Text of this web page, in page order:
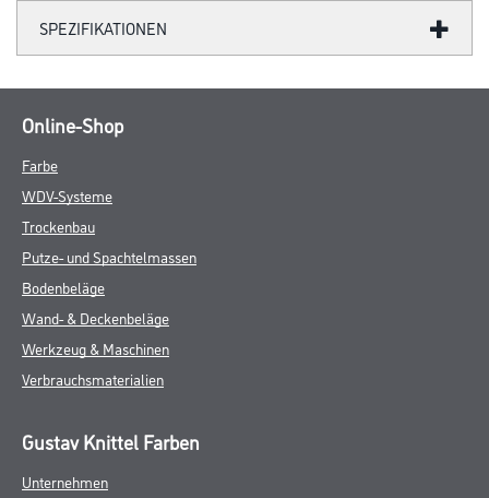
SPEZIFIKATIONEN
Online-Shop
Farbe
WDV-Systeme
Trockenbau
Putze- und Spachtelmassen
Bodenbeläge
Wand- & Deckenbeläge
Werkzeug & Maschinen
Verbrauchsmaterialien
Gustav Knittel Farben
Unternehmen